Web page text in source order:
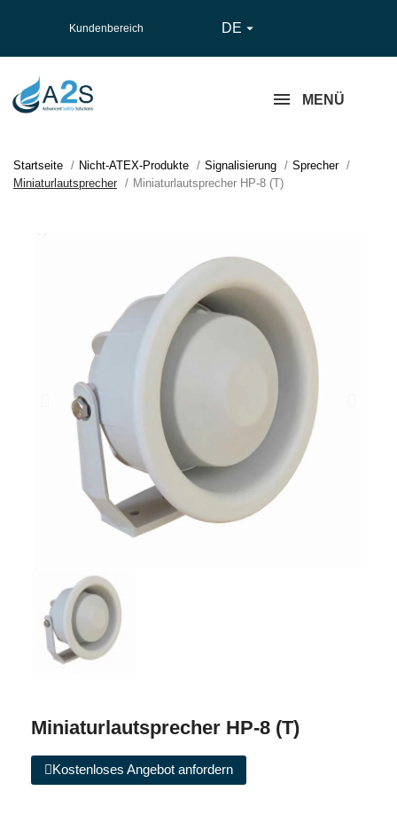
Kundenbereich DE 
MENÜ
Startseite Nicht-ATEX-Produkte Signalisierung
Sprecher
Miniaturlautsprecher
Miniaturlautsprecher HP-8 (T)
Miniaturlautsprecher HP-8 (T)
Kostenloses Angebot anfordern